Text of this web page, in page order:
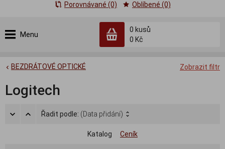
Menu
0 kusů
0 Kč
Porovnávané (0)
Oblíbené (0)
Zobrazit filtr
BEZDRÁTOVÉ OPTICKÉ
Logitech
Řadit podle: (Data přidání)
Katalog Ceník